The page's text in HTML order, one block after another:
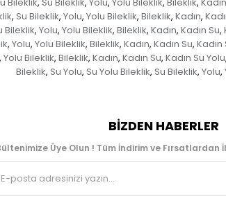
, , , , ,
, Su Bileklik, Yolu, Yolu Bileklik, Bileklik, Kadın,
Bileklik, Yolu, Yolu Bileklik, Bileklik, Kadın, Kadın Su,
, Yolu, Yolu Bileklik, Bileklik, Kadın, Kadın Su, Kadın
, Yolu Bileklik, Bileklik, Kadın, Kadın Su, Kadın Su Yolu,
Bileklik, Su Yolu, Su Yolu Bileklik, Su Bileklik, Yolu,
BIZDEN HABERLER
Üye Olun ! Tüm İndirim ve Fırsatlardan